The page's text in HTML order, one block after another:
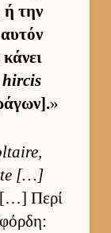
ή την
»
[…]
[…] Περί